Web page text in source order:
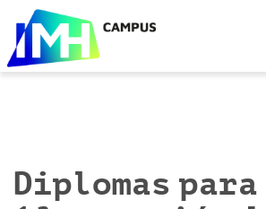
e
Diplomas